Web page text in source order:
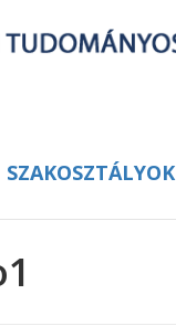
SZAKOSZTÁLYOK